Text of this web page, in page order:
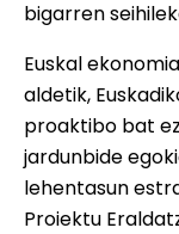
bigarren
Euskal
aldetik,
proaktibo bat
jardunbide
lehentasun
Proiektu